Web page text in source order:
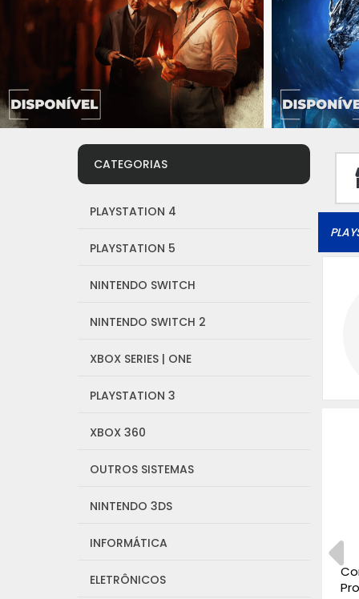
CATEGORIAS
PLAYSTATION 4
PLAYSTATION 5
NINTENDO SWITCH
NINTENDO SWITCH 2
XBOX SERIES | ONE
PLAYSTATION 3
XBOX 360
OUTROS SISTEMAS
NINTENDO 3DS
INFORMÁTICA
ELETRÔNICOSConsole Playstation 5
Slim Edição Ghost of